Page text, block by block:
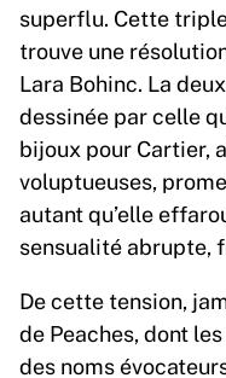
superflu. Cette
trouve une
Lara Bohinc. La
dessinée par celle
bijoux pour Cartier,
voluptueuses,
autant qu’elle
sensualité abrupte,
De cette tension,
de Peaches, dont
des noms